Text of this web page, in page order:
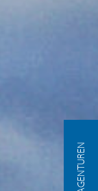
AGENTUREN